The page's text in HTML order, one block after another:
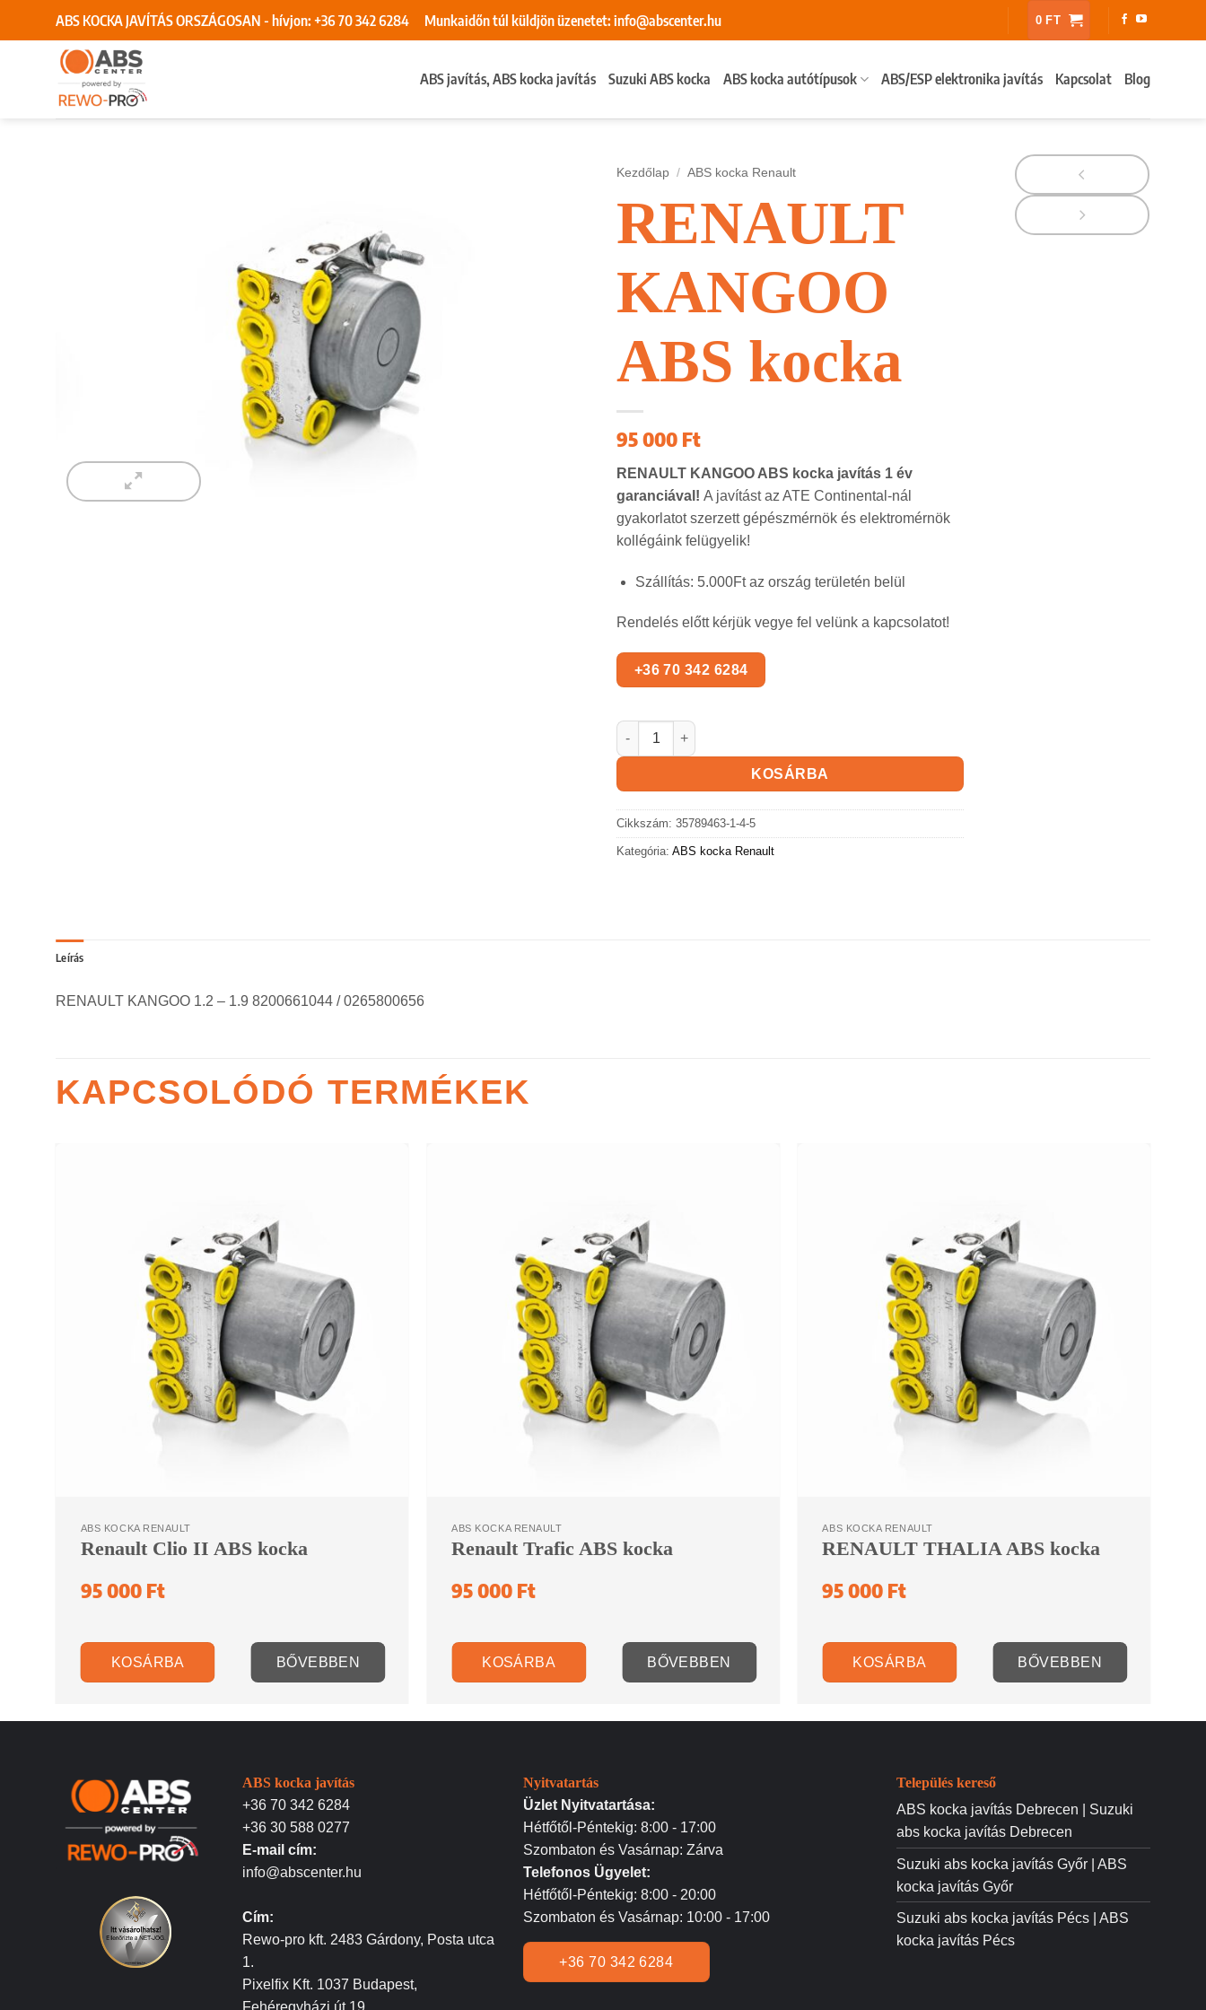
ABS KOCKA JAVÍTÁS ORSZÁGOSAN - hívjon:+36 70 342 6284 Munkaidőn túl küldjön üzenetet:info@abscenter.hu 0 FT
ABS javítás, ABS kocka javítás Suzuki ABS kocka ABS kocka autótípusok ABS/ESP elektronika javítás Kapcsolat Blog
Kezdőlap / ABS kocka Renault
RENAULT
KANGOO
ABS kocka
95 000 Ft
RENAULT KANGOO ABS kocka javítás 1 év
garanciával! A javítást az ATE Continental-nál
gyakorlatot szerzett gépészmérnök és elektromérnök
kollégáink felügyelik!
Szállítás: 5.000Ft az ország területén belül
Rendelés előtt kérjük vegye fel velünk a kapcsolatot!
RENAULT KANGOO ABS kocka mennyiség
KOSÁRBA
Cikkszám: 35789463-1-4-5
Kategória: ABS kocka Renault
Leírás
RENAULT KANGOO 1.2 – 1.9 8200661044 / 0265800656
KAPCSOLÓDÓ TERMÉKEK
ABS KOCKA RENAULT
Renault Clio II ABS kocka
95 000 Ft
KOSÁRBA BŐVEBBEN
ABS KOCKA RENAULT
Renault Trafic ABS kocka
95 000 Ft
KOSÁRBA BŐVEBBEN
ABS KOCKA RENAULT
RENAULT THALIA ABS kocka
95 000 Ft
KOSÁRBA BŐVEBBEN
ABS kocka javítás
+36 70 342 6284
+36 30 588 0277
E-mail cím:
info@abscenter.hu
Cím:
Rewo-pro kft. 2483 Gárdony, Posta utca
1.
Pixelfix Kft. 1037 Budapest,
Nyitvatartás
Üzlet Nyitvatartása:
Hétfőtől-Péntekig: 8:00 - 17:00
Szombaton és Vasárnap: Zárva
Telefonos Ügyelet:
Hétfőtől-Péntekig: 8:00 - 20:00
Szombaton és Vasárnap: 10:00 - 17:00
+36 70 342 6284
Település kereső
ABS kocka javítás Debrecen | Suzuki
abs kocka javítás Debrecen
Suzuki abs kocka javítás Győr | ABS
kocka javítás Győr
Suzuki abs kocka javítás Pécs | ABS
kocka javítás Pécs